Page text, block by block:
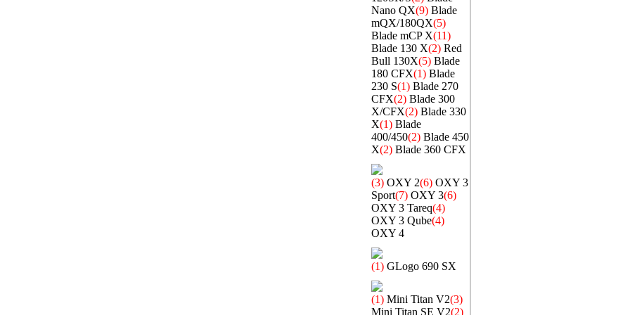
Nano QX(9) Blade
mQX/180QX(5)
Blade mCP X(11)
Blade 130 X(2) Red
Bull 130X(5) Blade
180 CFX(1) Blade
230 S(1) Blade 270
CFX(2) Blade 300
X/CFX(2) Blade 330
X(1) Blade
400/450(2) Blade 450
X(2) Blade 360 CFX
(3) OXY 2(6) OXY 3
Sport(7) OXY 3(6)
OXY 3 Tareq(4)
OXY 3 Qube(4)
OXY 4
(1) GLogo 690 SX
(1) Mini Titan V2(3)
Mini Titan SE V2(2)